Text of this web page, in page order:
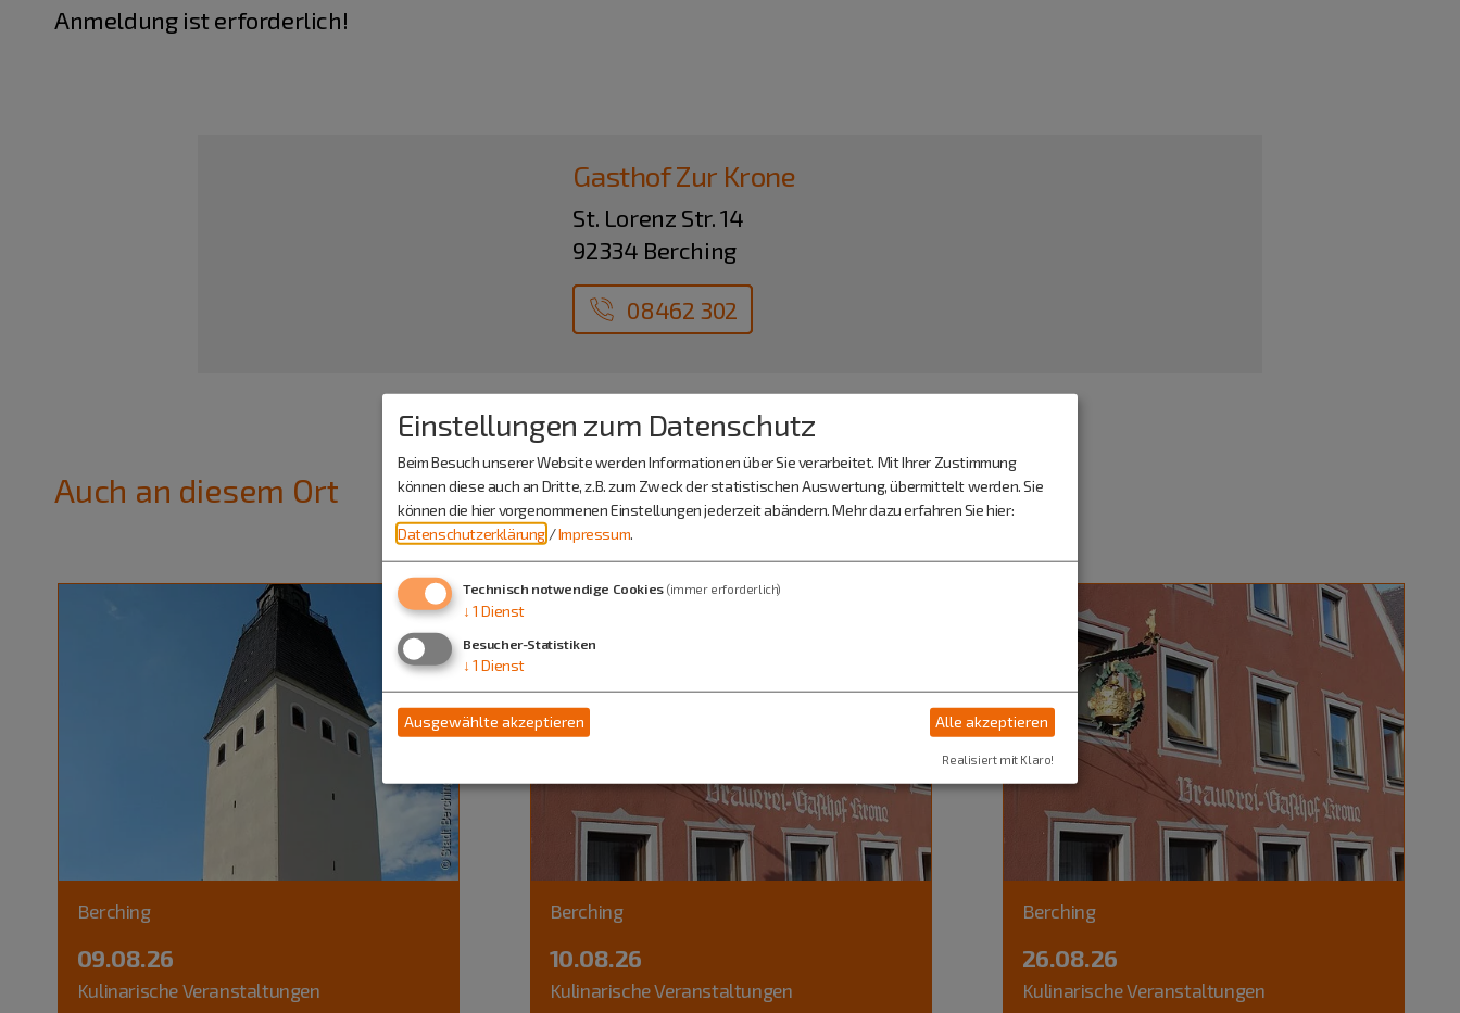
Anmeldung ist erforderlich!
Gasthof Zur Krone
St. Lorenz Str. 14
92334 Berching
08462 302
Auch an diesem Ort
Berching
09.08.26
Kulinarische Veranstaltungen
Berching
10.08.26
Kulinarische Veranstaltungen
Berching
26.08.26
Kulinarische Veranstaltungen
Einstellungen zum Datenschutz
Beim Besuch unserer Website werden Informationen über Sie verarbeitet. Mit Ihrer Zustimmung
können diese auch an Dritte, z.B. zum Zweck der statistischen Auswertung, übermittelt werden. Sie
können die hier vorgenommenen Einstellungen jederzeit abändern. Mehr dazu erfahren Sie hier:
Datenschutzerklärung /Impressum.
Technisch notwendige Cookies (immer erforderlich)
↓ 1 Dienst
Besucher-Statistiken
↓ 1 Dienst
Ausgewählte akzeptieren Alle akzeptieren
Realisiert mit Klaro!